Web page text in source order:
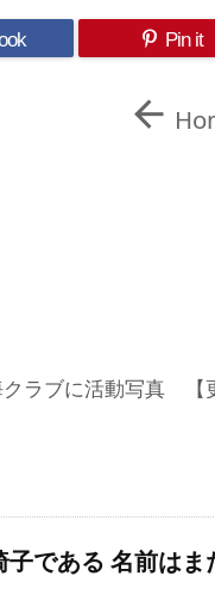
Pin it

ラブに活動写真 【
である 名前はま